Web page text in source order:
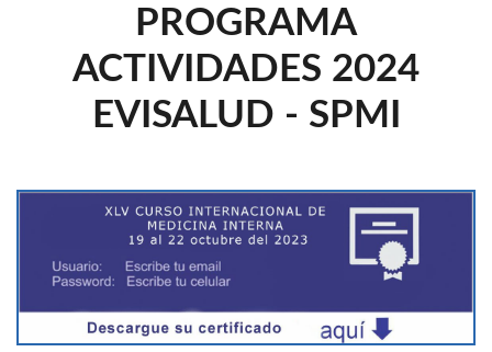
PROGRAMA
ACTIVIDADES 2024
EVISALUD - SPMI